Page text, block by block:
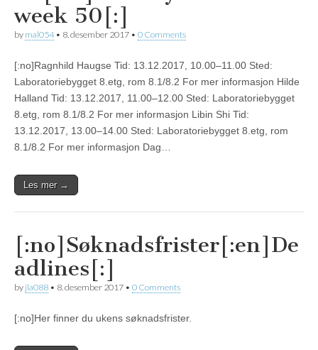
week 50[:]
by mal054• 8. desember 2017 • 0 Comments
[:no]Ragnhild Haugse Tid: 13.12.2017, 10.00–11.00 Sted:
Laboratoriebygget 8.etg, rom 8.1/8.2 For mer informasjon Hilde
Halland Tid: 13.12.2017, 11.00–12.00 Sted: Laboratoriebygget
8.etg, rom 8.1/8.2 For mer informasjon Libin Shi Tid:
13.12.2017, 13.00–14.00 Sted: Laboratoriebygget 8.etg, rom
8.1/8.2 For mer informasjon Dag…
Les mer →
[:no]Søknadsfrister[:en]De
adlines[:]
by jla088 • 8. desember 2017 • 0 Comments
[:no]Her finner du ukens søknadsfrister.